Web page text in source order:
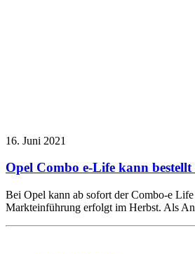
16. Juni 2021
Opel Combo e-Life kann bestellt
Bei Opel kann ab sofort der Combo-e
Markteinführung erfolgt im Herbst. Als